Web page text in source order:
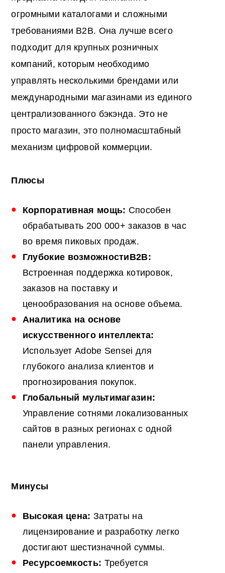
огромными каталогами и сложными
требованиями B2B. Она лучше всего
подходит для крупных розничных
компаний, которым необходимо
управлять несколькими брендами или
международными магазинами из единого
централизованного бэкэнда. Это не
просто магазин, это полномасштабный
механизм цифровой коммерции.
Плюсы
Корпоративная мощь: Способен
обрабатывать 200 000+ заказов в час
во время пиковых продаж.
Глубокие возможностиB2B:
Встроенная поддержка котировок,
заказов на поставку и
ценообразования на основе объема.
Аналитика на основе
искусственного интеллекта:
Использует Adobe Sensei для
глубокого анализа клиентов и
прогнозирования покупок.
Глобальный мультимагазин:
Управление сотнями локализованных
сайтов в разных регионах с одной
панели управления.
Минусы
Высокая цена: Затраты на
лицензирование и разработку легко
достигают шестизначной суммы.
Ресурсоемкость: Требуется